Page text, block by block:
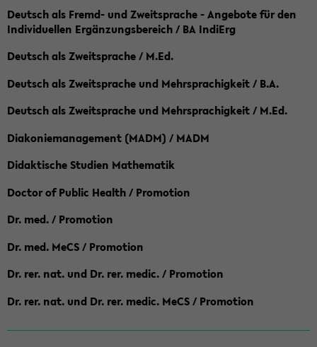
Deutsch als Fremd- und Zweitsprache - Angebote für den
Individuellen Ergänzungsbereich / BA IndiErg
Deutsch als Zweitsprache / M.Ed.
Deutsch als Zweitsprache und Mehrsprachigkeit / B.A.
Deutsch als Zweitsprache und Mehrsprachigkeit / M.Ed.
Diakoniemanagement (MADM) / MADM
Didaktische Studien Mathematik
Doctor of Public Health / Promotion
Dr. med. / Promotion
Dr. med. MeCS / Promotion
Dr. rer. nat. und Dr. rer. medic. / Promotion
Dr. rer. nat. und Dr. rer. medic. MeCS / Promotion